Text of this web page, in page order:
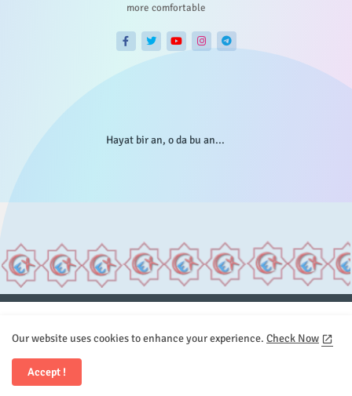
more comfortable
Hayat bir an, o da bu an...
Sitemap
İletişim
Our website uses cookies to enhance your experience. Check Now
Accept !